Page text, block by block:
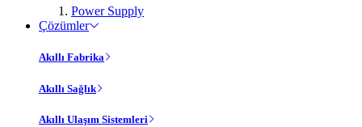
Power Supply
Çözümler
Akıllı Fabrika
Akıllı Sağlık
Akıllı Ulaşım Sistemleri